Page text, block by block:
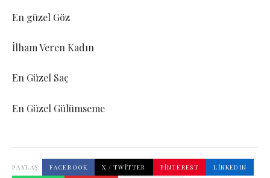
En güzel Göz
İlham Veren Kadın
En Güzel Saç
En Güzel Gülümseme
PAYLAŞ: FACEBOOK X / TWITTER PINTEREST
LINKEDIN